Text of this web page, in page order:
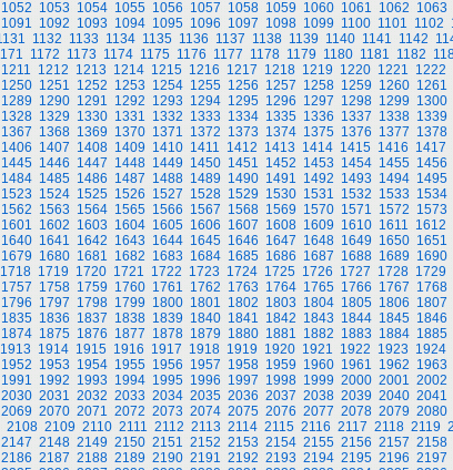
1052 1053 1054 1055 1056 1057 1058 1059 1060 1061 1062 1063
1091 1092 1093 1094 1095 1096 1097 1098 1099 1100 1101 1102
1132 1133 1134 1135 1136 1137 1138 1139 1140 1141 1142
1172 1173 1174 1175 1176 1177 1178 1179 1180 1181 1182
1211 1212 1213 1214 1215 1216 1217 1218 1219 1220 1221 1222
1250 1251 1252 1253 1254 1255 1256 1257 1258 1259 1260 1261
1289 1290 1291 1292 1293 1294 1295 1296 1297 1298 1299 1300
1328 1329 1330 1331 1332 1333 1334 1335 1336 1337 1338 1339
1367 1368 1369 1370 1371 1372 1373 1374 1375 1376 1377 1378
1406 1407 1408 1409 1410 1411 1412 1413 1414 1415 1416 1417
1445 1446 1447 1448 1449 1450 1451 1452 1453 1454 1455 1456
1484 1485 1486 1487 1488 1489 1490 1491 1492 1493 1494 1495
1523 1524 1525 1526 1527 1528 1529 1530 1531 1532 1533 1534
1562 1563 1564 1565 1566 1567 1568 1569 1570 1571 1572 1573
1601 1602 1603 1604 1605 1606 1607 1608 1609 1610 1611 1612
1640 1641 1642 1643 1644 1645 1646 1647 1648 1649 1650 1651
1679 1680 1681 1682 1683 1684 1685 1686 1687 1688 1689 1690
1718 1719 1720 1721 1722 1723 1724 1725 1726 1727 1728 1729
1757 1758 1759 1760 1761 1762 1763 1764 1765 1766 1767 1768
1796 1797 1798 1799 1800 1801 1802 1803 1804 1805 1806 1807
1835 1836 1837 1838 1839 1840 1841 1842 1843 1844 1845 1846
1874 1875 1876 1877 1878 1879 1880 1881 1882 1883 1884 1885
1913 1914 1915 1916 1917 1918 1919 1920 1921 1922 1923 1924
1952 1953 1954 1955 1956 1957 1958 1959 1960 1961 1962 1963
1991 1992 1993 1994 1995 1996 1997 1998 1999 2000 2001 2002
2030 2031 2032 2033 2034 2035 2036 2037 2038 2039 2040 2041
2069 2070 2071 2072 2073 2074 2075 2076 2077 2078 2079 2080
2108 2109 2110 2111 2112 2113 2114 2115 2116 2117 2118 2119
2147 2148 2149 2150 2151 2152 2153 2154 2155 2156 2157 2158
2186 2187 2188 2189 2190 2191 2192 2193 2194 2195 2196 2197